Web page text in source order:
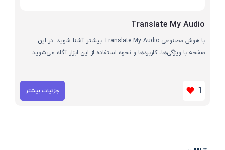
Translate My Audio
با هوش مصنوعی Translate My Audio بیشتر آشنا شوید. در این
صفحه با ویژگی‌ها، کاربردها و نحوه استفاده از این ابزار آگاه می‌شوید
1 جزئیات بیشتر